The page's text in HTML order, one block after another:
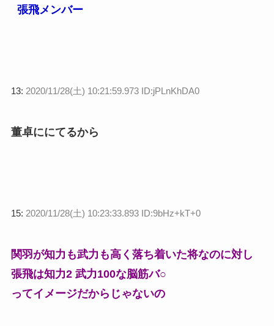
張飛メンバー
13: 2020/11/28(土) 10:21:59.973 ID:jPLnKhDA0
董卓ににてるから
15: 2020/11/28(土) 10:23:33.893 ID:9bHz+kT+0
関羽が知力も武力も高く落ち着いた将なのに対し
張飛は知力2 武力100な脳筋バ○
ってイメージだからじゃないの